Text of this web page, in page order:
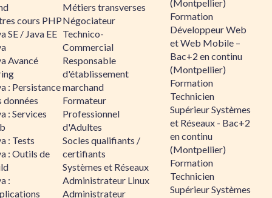
cours PHP
SE / Java EE
Avancé
: Persistance
données
: Services
: Tests
: Outils de
:
Métiers transverses
Négociateur
Technico-
Commercial
Responsable
d'établissement
marchand
Formateur
Professionnel
d'Adultes
Socles qualifiants /
certifiants
Systèmes et Réseaux
Administrateur Linux
Administrateur
(Montpellier)
Formation
Développeur Web
et Web Mobile –
Bac+2 en continu
(Montpellier)
Formation
Technicien
Supérieur Systèmes
et Réseaux - Bac+2
en continu
(Montpellier)
Formation
Technicien
Supérieur Systèmes